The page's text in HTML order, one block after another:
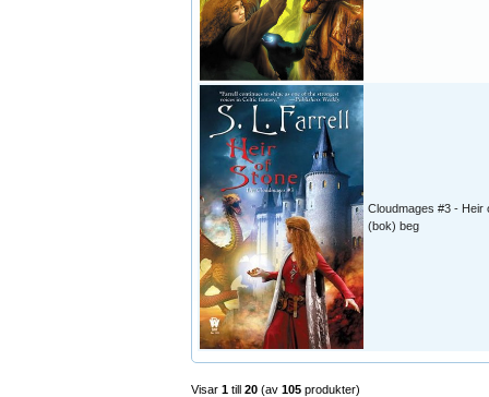
Cloudmages #3 - Heir
(bok) beg
Visar 1 till 20 (av 105 produkter)